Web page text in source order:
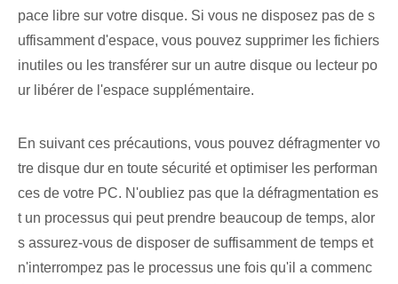
pace libre sur votre disque. Si vous ne disposez pas de s
uffisamment d'espace, vous pouvez supprimer les fichiers
inutiles ou les transférer sur un autre disque ou lecteur po
ur libérer de l'espace supplémentaire.
En suivant ces précautions, vous pouvez défragmenter vo
tre disque dur en toute sécurité et optimiser les performan
ces de votre PC. N'oubliez pas que la défragmentation es
t un processus qui peut prendre beaucoup de temps, alor
s assurez-vous de disposer de suffisamment de temps et
n'interrompez pas le processus une fois qu'il a commenc